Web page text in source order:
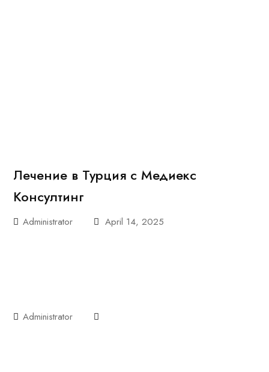
Лечение в Турция с Медиекс
Консултинг
Administrator April 14, 2025
Administrator